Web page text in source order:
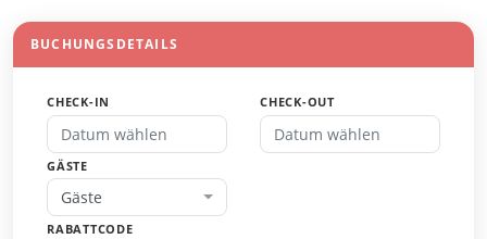
BUCHUNGSDETAILS
CHECK-IN CHECK-OUT
GÄSTE
Gäste
RABATTCODE